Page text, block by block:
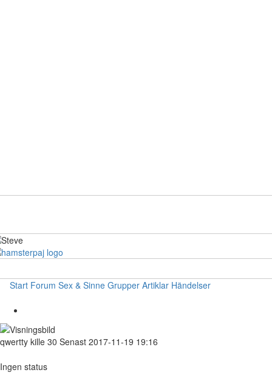
Start Forum Sex & Sinne Grupper Artiklar Händelser
qwertty kille 30 Senast 2017-11-19 19:16
Ingen status